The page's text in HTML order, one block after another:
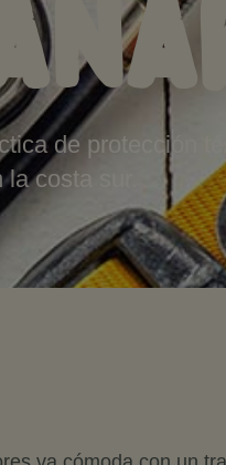
de protección
costa sur.